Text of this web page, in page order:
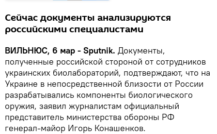
Сейчас документы анализируются
российскими специалистами
ВИЛЬНЮС, 6 мар - Sputnik. Документы,
полученные российской стороной от сотрудников
украинских биолабораторий, подтверждают, что на
Украине в непосредственной близости от России
разрабатывались компоненты биологического
оружия, заявил журналистам официальный
представитель министерства обороны РФ
генерал-майор Игорь Конашенков.